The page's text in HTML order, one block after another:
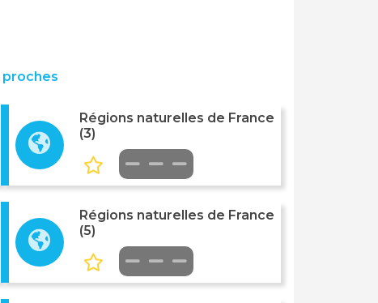
Régions naturelles de France
(3)
Régions naturelles de France
(5)